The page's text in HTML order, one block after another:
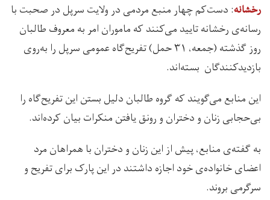
رخشانه: دست‌کم چهار منبع مردمی در ولایت سرپل در صحبت با
رسانه‌ی رخشانه تایید می‌کنند که ماموران امر به معروف طالبان
روز گذشته (جمعه، ۳۱ حمل) تفریح‌گاه عمومی سرپل را به‌روی
بازدیدکنندگان بسته‌اند.
این منابع می‌گویند که گروه طالبان دلیل بستن این تفریح‌گاه را
بی‌حجابی زنان و دختران و رونق یافتن منکرات بیان کرده‌اند.
به گفته‌ی منابع، پیش از این زنان و دختران با همراهان مرد
اعضای خانواده‌ی خود اجازه داشتند در این پارک برای تفریح و
سرگرمی بروند.